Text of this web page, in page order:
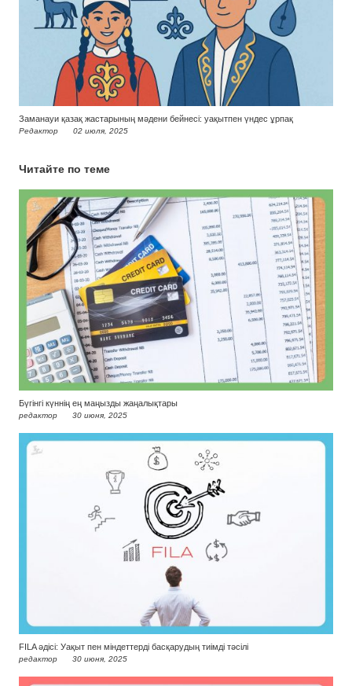
Заманауи қазақ жастарының мәдени бейнесі: уақытпен үндес ұрпақ
Редактор 02 июля, 2025
Читайте по теме
Бүгінгі күннің ең маңызды жаңалықтары
редактор 30 июня, 2025
FILA әдісі: Уақыт пен міндеттерді басқарудың тиімді тәсілі
редактор 30 июня, 2025